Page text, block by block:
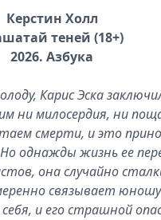
Керстин Холл
теней (18+)
2026. Азбука
Карис Эска
милосердия, ни
смерти, и это
однажды жизнь ее
она случайно
связывает
и его страшной